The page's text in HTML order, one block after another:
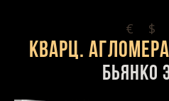
€ $
Кварц.
Бьянко